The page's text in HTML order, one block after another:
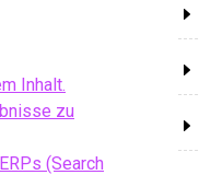
Inhalt.
zu
(Search